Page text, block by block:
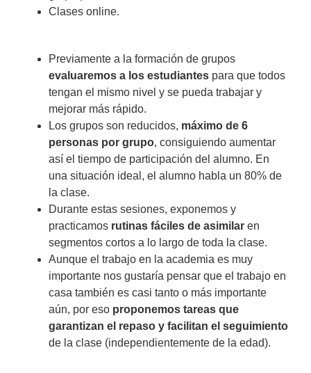
Clases online.
Previamente a la formación de grupos
evaluaremos a los estudiantes para que todos
tengan el mismo nivel y se pueda trabajar y
mejorar más rápido.
Los grupos son reducidos, máximo de 6
personas por grupo, consiguiendo aumentar
así el tiempo de participación del alumno. En
una situación ideal, el alumno habla un 80% de
la clase.
Durante estas sesiones, exponemos y
practicamos rutinas fáciles de asimilar en
segmentos cortos a lo largo de toda la clase.
Aunque el trabajo en la academia es muy
importante nos gustaría pensar que el trabajo en
casa también es casi tanto o más importante
aún, por eso proponemos tareas que
garantizan el repaso y facilitan el seguimiento
de la clase (independientemente de la edad).